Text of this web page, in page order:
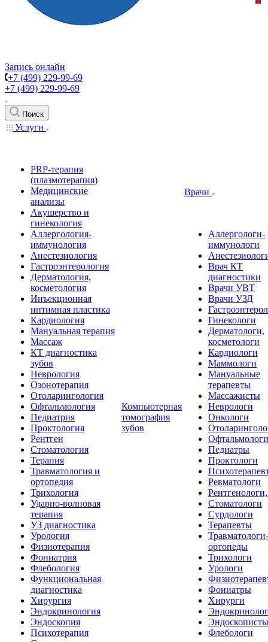
Запись онлайн
+7 (499) 229-99-69
+7 (499) 229-99-69
Поиск
Услуги
PRP-терапия
(плазмотерапия)
Медицинские
анализы
Акушерство и
гинекология
Аллергология-
иммунология
Анестезиология
Гастроэнтерология
Дерматология,
косметология
Инъекционная
интимная пластика
Кардиология
Мануальная терапия
Массаж
КТ диагностика
зубов
Неврология
Озонотерапия
Отоларингология
Офтальмология
Педиатрия
Проктология
Рентген
Стоматология
Терапия
Травматология и
ортопедия
Трихология
Ударно-волновая
терапия
УЗ диагностика
Урология
Физиотерапия
Фониатрия
Флебология
Функциональная
диагностика
Хирургия
Эндокринология
Эндоскопия
Психотерапия
Компьютерная
томография
зубов
Врачи
Аллергологи-
иммунологи
Врач КТ
диагностики
Врачи УВТ
Врачи УЗД
Гинекологи
Дерматологи,
косметологи
Кардиологи
Маммологи
Мануальные
терапевты
Массажисты
Неврологи
Онкологи
Офтальмологи
Педиатры
Проктологи
Ревматологи
Стоматологи
Сурдологи
Терапевты
Травматологи-
ортопеды
Трихологи
Урологи
Фониатры
Хирурги
Эндоскописты
Флебологи